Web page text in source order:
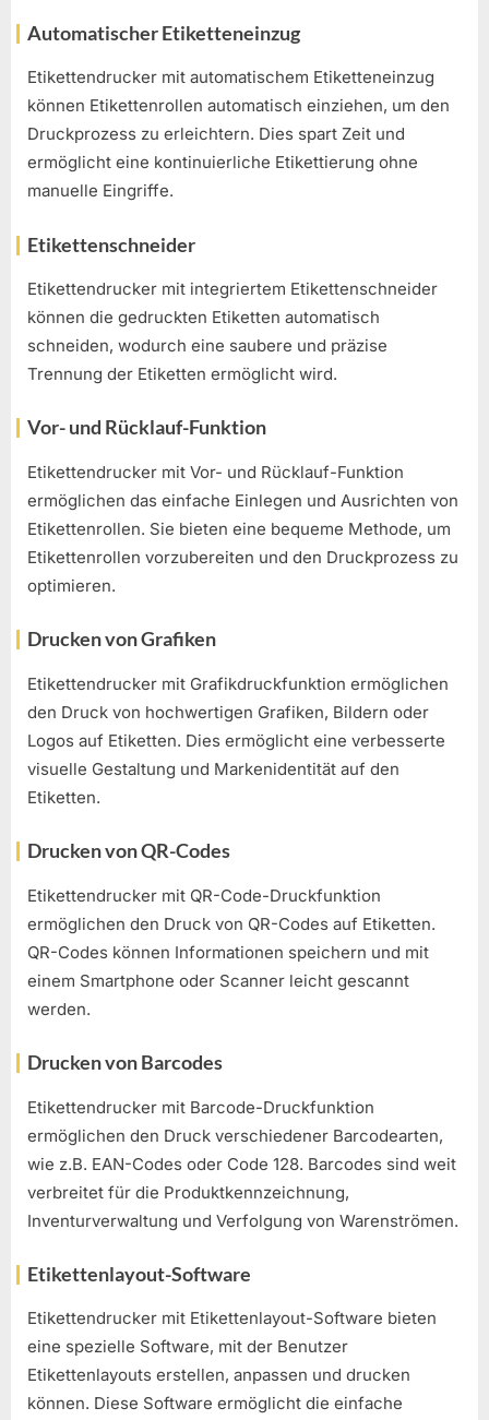
Automatischer Etiketteneinzug
Etikettendrucker mit automatischem Etiketteneinzug
können Etikettenrollen automatisch einziehen, um den
Druckprozess zu erleichtern. Dies spart Zeit und
ermöglicht eine kontinuierliche Etikettierung ohne
manuelle Eingriffe.
Etikettenschneider
Etikettendrucker mit integriertem Etikettenschneider
können die gedruckten Etiketten automatisch
schneiden, wodurch eine saubere und präzise
Trennung der Etiketten ermöglicht wird.
Vor- und Rücklauf-Funktion
Etikettendrucker mit Vor- und Rücklauf-Funktion
ermöglichen das einfache Einlegen und Ausrichten von
Etikettenrollen. Sie bieten eine bequeme Methode, um
Etikettenrollen vorzubereiten und den Druckprozess zu
optimieren.
Drucken von Grafiken
Etikettendrucker mit Grafikdruckfunktion ermöglichen
den Druck von hochwertigen Grafiken, Bildern oder
Logos auf Etiketten. Dies ermöglicht eine verbesserte
visuelle Gestaltung und Markenidentität auf den
Etiketten.
Drucken von QR-Codes
Etikettendrucker mit QR-Code-Druckfunktion
ermöglichen den Druck von QR-Codes auf Etiketten.
QR-Codes können Informationen speichern und mit
einem Smartphone oder Scanner leicht gescannt
werden.
Drucken von Barcodes
Etikettendrucker mit Barcode-Druckfunktion
ermöglichen den Druck verschiedener Barcodearten,
wie z.B. EAN-Codes oder Code 128. Barcodes sind weit
verbreitet für die Produktkennzeichnung,
Inventurverwaltung und Verfolgung von Warenströmen.
Etikettenlayout-Software
Etikettendrucker mit Etikettenlayout-Software bieten
eine spezielle Software, mit der Benutzer
Etikettenlayouts erstellen, anpassen und drucken
können. Diese Software ermöglicht die einfache